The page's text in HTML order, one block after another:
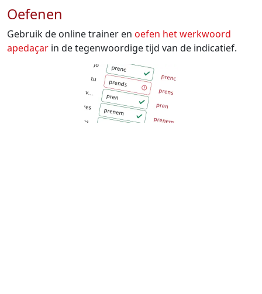
Oefenen
Gebruik de online trainer en oefen het werkwoord
apedaçar in de tegenwoordige tijd van de indicatief.